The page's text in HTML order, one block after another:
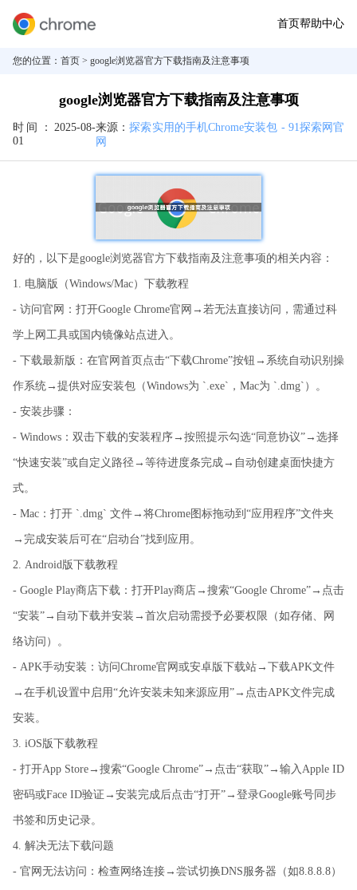
首页帮助中心
您的位置： 首页 > google浏览器官方下载指南及注意事项
google浏览器官方下载指南及注意事项
时间： 2025-08-
01
来源：探索实用的手机Chrome安装包 - 91探索网官
网
好的，以下是google浏览器官方下载指南及注意事项的相关内容：
1. 电脑版（Windows/Mac）下载教程
- 访问官网：打开Google Chrome官网→若无法直接访问，需通过科
学上网工具或国内镜像站点进入。
- 下载最新版：在官网首页点击“下载Chrome”按钮→系统自动识别操
作系统→提供对应安装包（Windows为 `.exe`，Mac为 `.dmg`）。
- 安装步骤：
- Windows：双击下载的安装程序→按照提示勾选“同意协议”→选择
“快速安装”或自定义路径→等待进度条完成→自动创建桌面快捷方
式。
- Mac：打开 `.dmg` 文件→将Chrome图标拖动到“应用程序”文件夹
→完成安装后可在“启动台”找到应用。
2. Android版下载教程
- Google Play商店下载：打开Play商店→搜索“Google Chrome”→点击
“安装”→自动下载并安装→首次启动需授予必要权限（如存储、网
络访问）。
- APK手动安装：访问Chrome官网或安卓版下载站→下载APK文件
→在手机设置中启用“允许安装未知来源应用”→点击APK文件完成
安装。
3. iOS版下载教程
- 打开App Store→搜索“Google Chrome”→点击“获取”→输入Apple ID
密码或Face ID验证→安装完成后点击“打开”→登录Google账号同步
书签和历史记录。
4. 解决无法下载问题
- 官网无法访问：检查网络连接→尝试切换DNS服务器（如8.8.8.8）